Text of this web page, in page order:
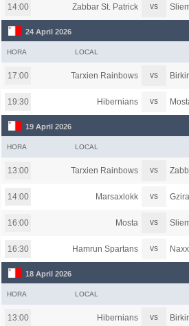
14:00 Zabbar St. Patrick vs
24 April 2026
HORA LOCAL
17:00 Tarxien Rainbows vs
19:30 Hibernians vs
19 April 2026
HORA LOCAL
13:00 Tarxien Rainbows vs
14:00 Marsaxlokk vs
16:00 Mosta vs
16:30 Hamrun Spartans vs
18 April 2026
HORA LOCAL
13:00 Hibernians vs